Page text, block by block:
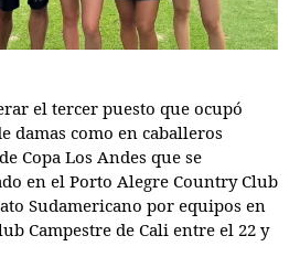
el tercer puesto que ocupó
damas como en caballeros
Copa Los Andes que se
en el Porto Alegre Country Club
Sudamericano por equipos en
Campestre de Cali entre el 22 y